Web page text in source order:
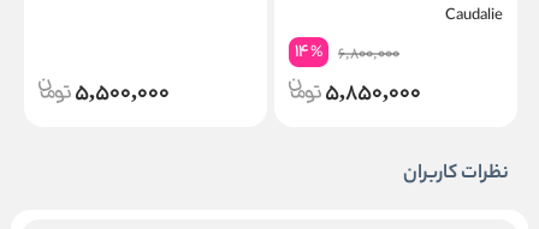
Caudalie
6,800,000
14%
5,850,000
5,500,000
نظرات کاربران